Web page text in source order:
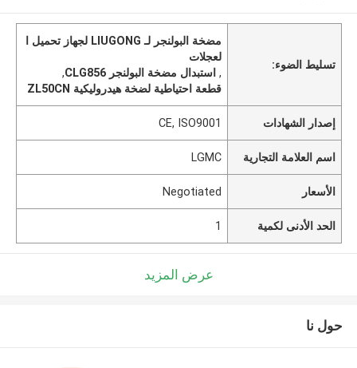
تسليط الضوء:
مضخة البولنجر لـ LIUGONG لجهاز تحميل ا
لعجلات
,استبدال مضخة البولنجر CLG856
,
قطعة احتياطية لضخة هيدروليكية ZL50CN
إصدار الشهادات CE, ISO9001
اسم العلامة التجارية LGMC
الأسعار Negotiated
الحد الأدنى لكمية 1
عرض المزيد
حول نا